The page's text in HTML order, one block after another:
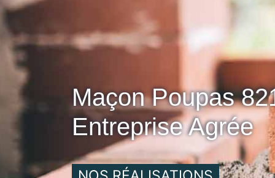
Maçon Poupas
Entreprise Agrée